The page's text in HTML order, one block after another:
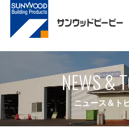
NEWS &
ニュース＆ト